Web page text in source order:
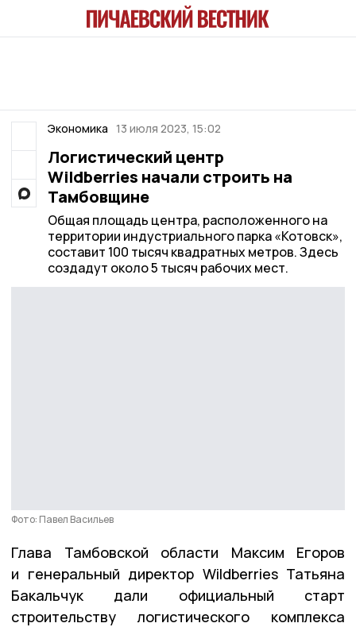
Экономика 13 июля 2023, 15:02
Логистический центр
Wildberries начали строить на
Тамбовщине
Общая площадь центра, расположенного на
территории индустриального парка «Котовск»,
составит 100 тысяч квадратных метров. Здесь
создадут около 5 тысяч рабочих мест.
Фото: Павел Васильев
Глава Тамбовской области Максим Егоров
и генеральный директор Wildberries Татьяна
Бакальчук дали официальный старт
строительству логистического комплекса